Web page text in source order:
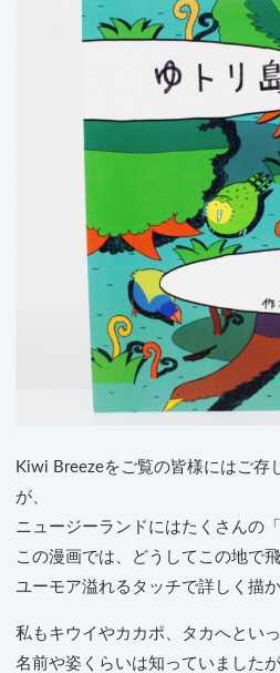
Kiwi Breezeをご覧の皆様にはご存
が、
ニュージーランドにはたくさんの
この漫画では、どうしてこの地で
ユーモア溢れるタッチで詳しく描か
私もキウイやカカポ、タカへとい
名前や姿くらいは知っていました